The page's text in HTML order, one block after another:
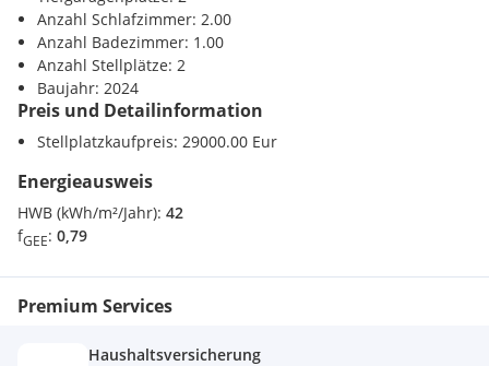
Anzahl Schlafzimmer: 2.00
Anzahl Badezimmer: 1.00
Anzahl Stellplätze: 2
Baujahr: 2024
Preis und Detailinformation
Stellplatzkaufpreis: 29000.00 Eur
Energieausweis
HWB (kWh/m²/Jahr): 42
fGEE: 0,79
Premium Services
Haushaltsversicherung